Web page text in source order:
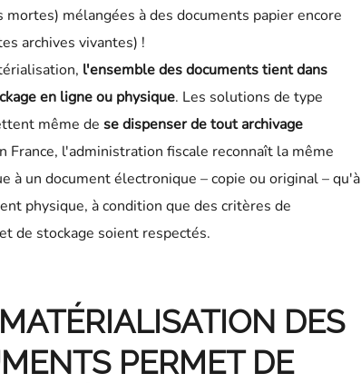
mortes) mélangées à des documents papier encore
archives vivantes) !
l'ensemble des documents tient dans
en ligne ou physique. Les solutions de type
même de se dispenser de tout archivage
France, l'administration fiscale reconnaît la même
à un document électronique – copie ou original – qu'à
physique, à condition que des critères de
de stockage soient respectés.
DES
PERMET DE